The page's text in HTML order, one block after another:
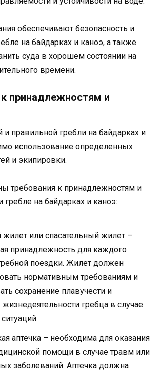
обеспечивают безопасность и
на байдарках и каноэ, а также
суда в хорошем состоянии на
времени.
принадлежностям и
и правильной гребли на байдарках и
использование определенных
и экипировки.
требования к принадлежностям и
гребле на байдарках и каноэ:
или спасательный жилет –
принадлежность для каждого
поездки. Жилет должен
нормативным требованиям и
сохранение плавучести и
гребца в случае
аптечка – необходима для оказания
помощи в случае травм или
заболеваний. Аптечка должна